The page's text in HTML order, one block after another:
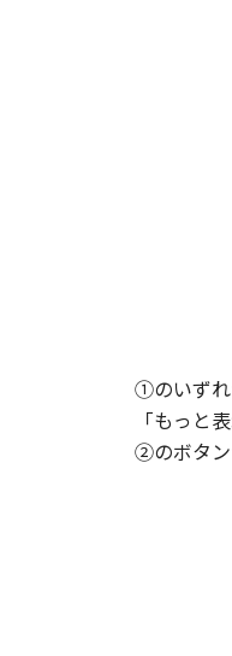
①のいずれ
「もっと
②のボタン